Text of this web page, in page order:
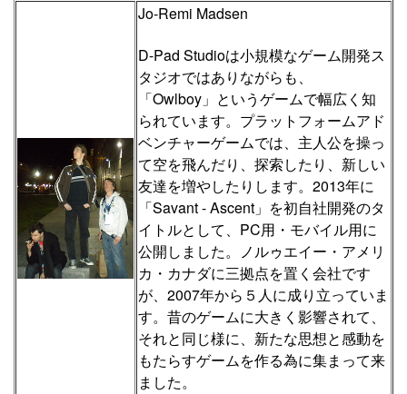
Jo-Remi Madsen
D-Pad Studioは小規模なゲーム開発ス
タジオではありながらも、
「Owlboy」というゲームで幅広く知
られています。プラットフォームアド
ベンチャーゲームでは、主人公を操っ
て空を飛んだり、探索したり、新しい
友達を増やしたりします。2013年に
「Savant - Ascent」を初自社開発のタ
イトルとして、PC用・モバイル用に
公開しました。ノルゥエイー・アメリ
カ・カナダに三拠点を置く会社です
が、2007年から５人に成り立っていま
す。昔のゲームに大きく影響されて、
それと同じ様に、新たな思想と感動を
もたらすゲームを作る為に集まって来
ました。